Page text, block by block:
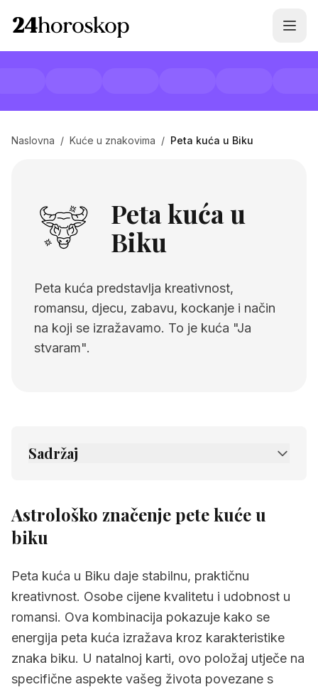
Naslovna / Kuće u znakovima / Peta kuća u Biku
Peta kuća u
Biku
Peta kuća predstavlja kreativnost,
romansu, djecu, zabavu, kockanje i način
na koji se izražavamo. To je kuća "Ja
stvaram".
Sadržaj
Astrološko značenje pete kuće u
biku
Peta kuća u Biku daje stabilnu, praktičnu
kreativnost. Osobe cijene kvalitetu i udobnost u
romansi. Ova kombinacija pokazuje kako se
energija peta kuća izražava kroz karakteristike
znaka biku. U natalnoj karti, ovo položaj utječe na
specifične aspekte vašeg života povezane s